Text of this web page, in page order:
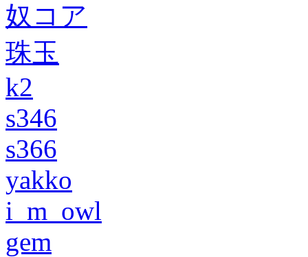
奴コア
珠玉
k2
s346
s366
yakko
i_m_owl
gem